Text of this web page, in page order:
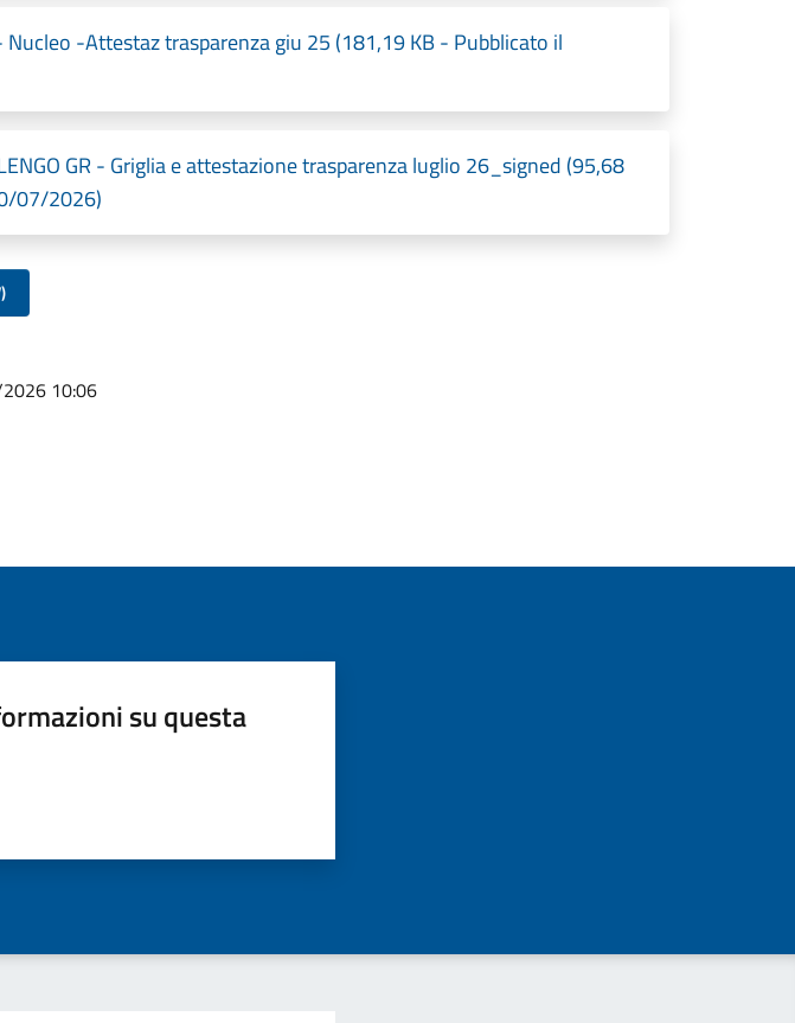
Nucleo -Attestaz trasparenza giu 25 (181,19 KB - Pubblicato il
GR - Griglia e attestazione trasparenza luglio 26_signed (95,68
07/2026)
10:06
su questa